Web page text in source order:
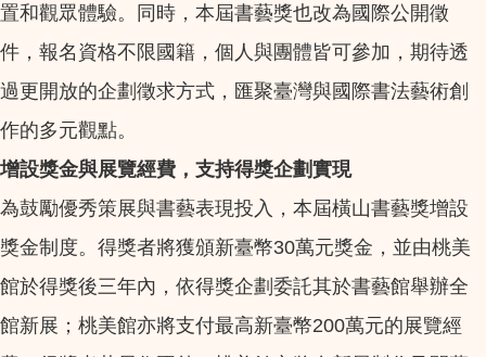
置和觀眾體驗。同時，本屆書藝獎也改為國際公開徵
件，報名資格不限國籍，個人與團體皆可參加，期待透
過更開放的企劃徵求方式，匯聚臺灣與國際書法藝術創
作的多元觀點。
增設獎金與展覽經費，支持得獎企劃實現
為鼓勵優秀策展與書藝表現投入，本屆橫山書藝獎增設
獎金制度。得獎者將獲頒新臺幣30萬元獎金，並由桃美
館於得獎後三年內，依得獎企劃委託其於書藝館舉辦全
館新展；桃美館亦將支付最高新臺幣200萬元的展覽經